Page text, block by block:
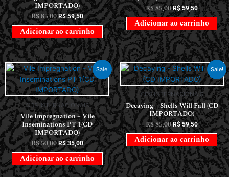
IMPORTADO)
R$85,00 R$ 59,50
Adicionar ao carrinho
R$85,00 R$59,50
Adicionar ao carrinho
Sale!
CDS INTERNACIONAIS
Vile Impregnation – Vile
Inseminations PT 1(CD
IMPORTADO)
R$50,00 R$35,00
Adicionar ao carrinho
Sale!
CDS INTERNACIONAIS
Decaying – Shells Will Fall (CD
IMPORTADO)
R$85,00 R$59,50
Adicionar ao carrinho